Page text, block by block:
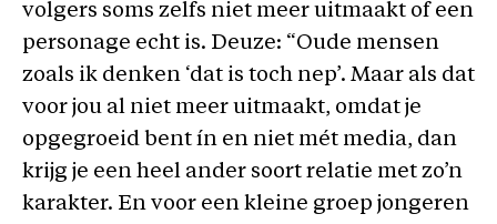
volgers soms zelfs niet meer uitmaakt of een
personage echt is. Deuze: “Oude mensen
zoals ik denken ‘dat is toch nep’. Maar als dat
voor jou al niet meer uitmaakt, omdat je
opgegroeid bent ín en niet mét media, dan
krijg je een heel ander soort relatie met zo’n
karakter. En voor een kleine groep jongeren